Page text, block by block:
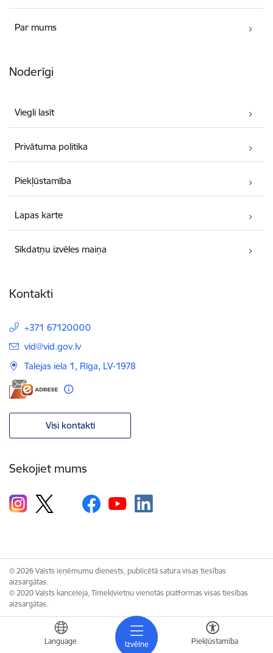
Izvēlne
Language Piekļūstamība
Par mums
Noderīgi
Viegli lasīt
Privātuma politika
Piekļūstamība
Lapas karte
Sīkdatņu izvēles maiņa
Kontakti
+371 67120000
E-pasts:
vid@vid.gov.lv
Talejas iela 1, Rīga, LV-1978
Visi kontakti
Sekojiet mums
© 2026 Valsts ieņēmumu dienests, publicētā satura visas tiesības
aizsargātas.
© 2020 Valsts kanceleja, Tīmekļvietņu vienotās platformas visas tiesības
aizsargātas.